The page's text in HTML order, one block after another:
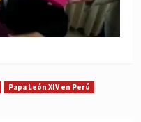
Papa León XIV en Perú